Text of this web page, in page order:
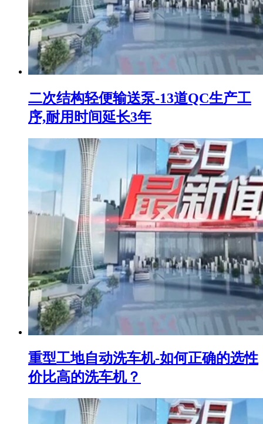
二次结构轻便输送泵-13道QC生产工
序,耐用时间延长3年
重型工地自动洗车机-如何正确的选性
价比高的洗车机？